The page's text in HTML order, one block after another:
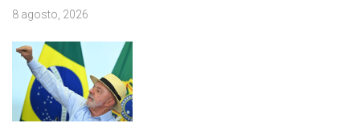
8 agosto, 2026